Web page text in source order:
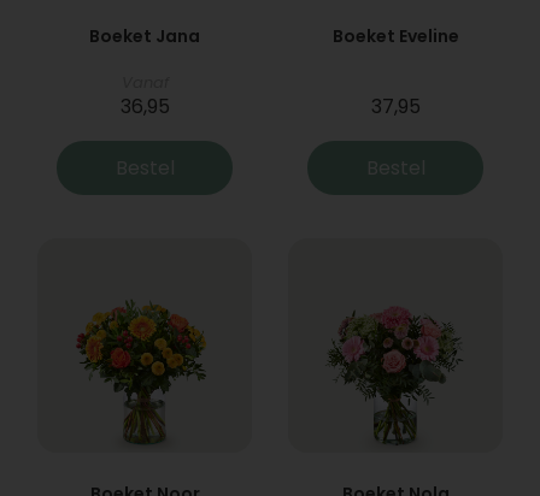
Boeket Jana
36,95
Bestel
Boeket Eveline
37,95
Bestel